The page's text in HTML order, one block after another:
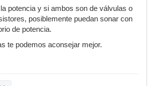
potencia y si ambos son de válvulas o
posiblemente puedan sonar con
de potencia.
te podemos aconsejar mejor.